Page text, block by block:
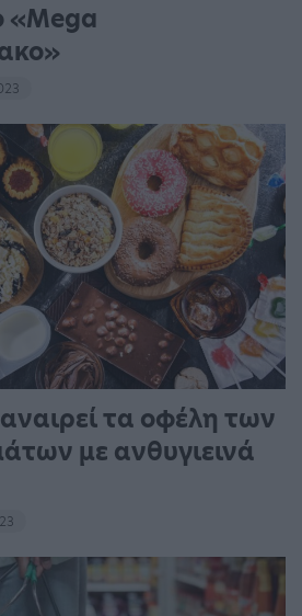
«Mega
τα οφέλη των
με ανθυγιεινά